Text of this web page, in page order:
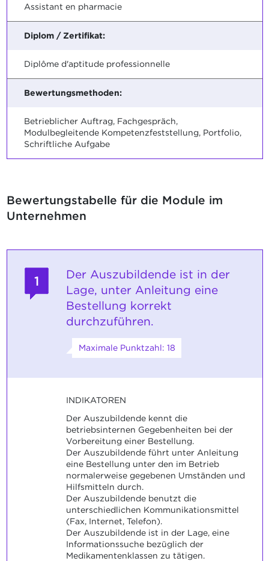
Assistant en pharmacie
Diplom / Zertifikat:
Diplôme d'aptitude professionnelle
Bewertungsmethoden:
Betrieblicher Auftrag, Fachgespräch,
Modulbegleitende Kompetenzfeststellung, Portfolio,
Schriftliche Aufgabe
Bewertungstabelle für die Module im
Unternehmen
1
Der Auszubildende ist in der
Lage, unter Anleitung eine
Bestellung korrekt
durchzuführen.
Maximale Punktzahl: 18
INDIKATOREN
Der Auszubildende kennt die
betriebsinternen Gegebenheiten bei der
Vorbereitung einer Bestellung.
Der Auszubildende führt unter Anleitung
eine Bestellung unter den im Betrieb
normalerweise gegebenen Umständen und
Hilfsmitteln durch.
Der Auszubildende benutzt die
unterschiedlichen Kommunikationsmittel
(Fax, Internet, Telefon).
Der Auszubildende ist in der Lage, eine
Informationssuche bezüglich der
Medikamentenklassen zu tätigen.